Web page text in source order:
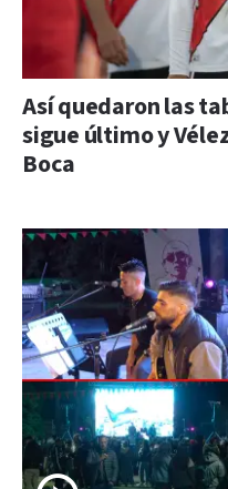
Así quedaron las
sigue último y
Boca